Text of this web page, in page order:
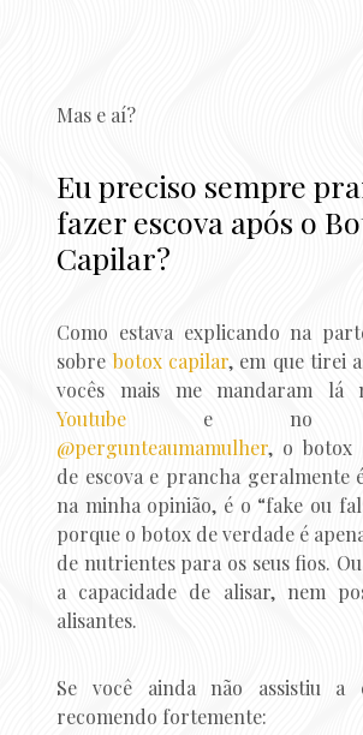
Mas e aí?
Eu preciso sempre
fazer escova após o
Capilar?
Como estava explicando na
sobrebotox capilar, em que tirei
vocês mais me mandaram lá
Youtube e
@pergunteaumamulher, o botox
de escova e prancha geralmente
na minha opinião, é o “fake ou
porque o botox de verdade é
de nutrientes para os seus fios.
a capacidade de alisar, nem
alisantes.
Se você ainda não assistiu a
recomendo fortemente: